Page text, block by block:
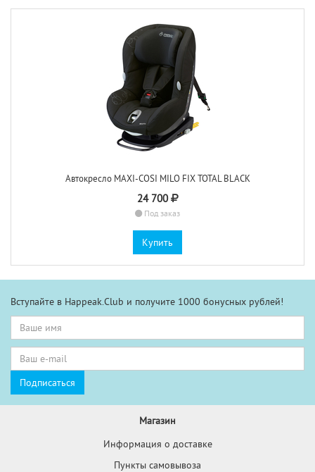
Автокресло MAXI-COSI MILO FIX TOTAL BLACK
24 700
Под заказ
Купить
Вступайте в Happeak.Club и получите 1000 бонусных рублей!
Магазин
Информация о доставке
Пункты самовывоза